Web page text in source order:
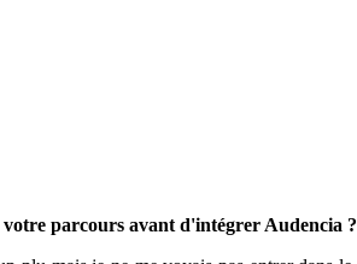
votre parcours avant d'intégrer Audencia ?